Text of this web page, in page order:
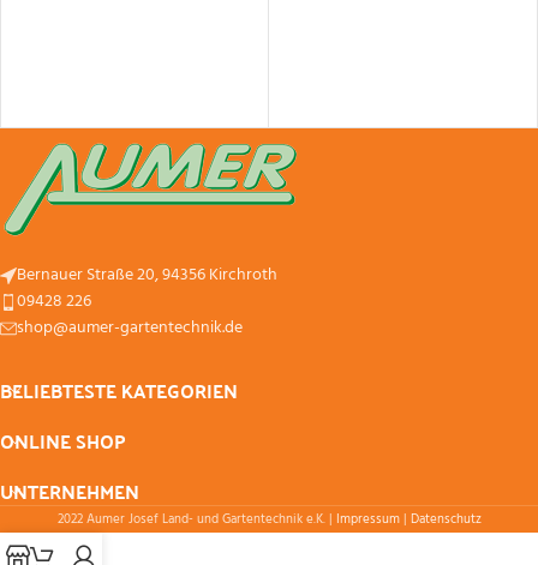
Bernauer Straße 20, 94356 Kirchroth
09428 226
shop@aumer-gartentechnik.de
BELIEBTESTE KATEGORIEN
ONLINE SHOP
UNTERNEHMEN
2022 Aumer Josef Land- und Gartentechnik e.K. | Impressum| Datenschutz